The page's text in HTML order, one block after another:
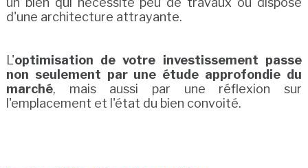
d'une architecture attrayante.
L'optimisation de votre investissement passe
non seulement par une étude approfondie du
marché, mais aussi par une réflexion sur
l'emplacement et l'état du bien convoité.